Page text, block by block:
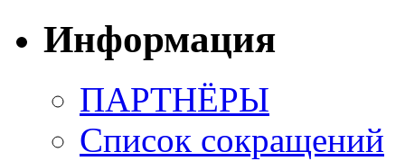
Информация
ПАРТНЁРЫ
Список сокращений